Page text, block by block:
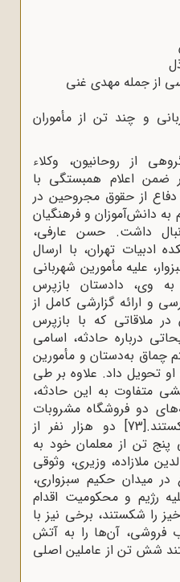
از جمله مهدی غنی
و چند تن از مأموران
از روحانیون، وکلاء
ضمن اعلام همبستگی با
از حقوق مجروحین در
به دانش‌آموزان و فرهنگیان
داشت. حسن عارفی،
ادبیات تهران، با ارسال
علیه مأمورین شهربانی
وی، دادستان بازپرس
و ارائه گزارشی کامل از
ملاقاتی که با بازپرس
درباره حادثه، اسامی
چماق به‌دستان و مأمورین
او تحویل داد. علاوه بر طی
متفاوت به این حادثه،
دو فروشگاه مشروبات
[73]
دو هزار نفر از
پنج تن از معلمان خود به
ملازاده، وزیری، وثوقی
در میدان حکیم سبزواری،
رژیم و محکومیت اقدام
را شکستند، برخی نیز با
فروشی، آن‌ها را به آتش
شش تن از عاملین اصلی